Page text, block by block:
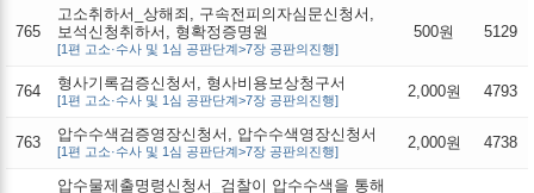
765
고소취하서_상해죄, 구속전피의자심문신청서,
보석신청취하서, 형확정증명원
[1편 고소·수사 및 1심 공판단계>7장 공판의진행]
500원 5129
764 형사기록검증신청서, 형사비용보상청구서
[1편 고소·수사 및 1심 공판단계>7장 공판의진행] 2,000원 4793
763 압수수색검증영장신청서, 압수수색영장신청서
[1편 고소·수사 및 1심 공판단계>7장 공판의진행] 2,000원 4738
압수물제출명령신청서_검찰이 압수수색을 통해